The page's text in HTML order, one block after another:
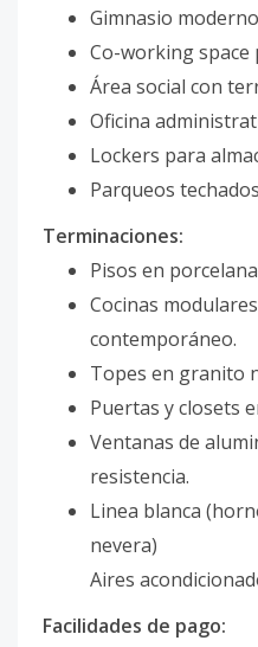
Gimnasio
Co-working space
Área social con
Oficina
Lockers para
Parqueos
Terminaciones:
Pisos en
Cocinas
contemporáneo.
Topes en granito
Puertas y closets
Ventanas de
resistencia.
Linea blanca
nevera)
Aires
Facilidades de pago: